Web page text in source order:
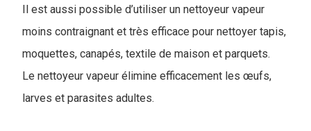
Il est aussi possible d’utiliser un nettoyeur vapeur
moins contraignant et très efficace pour nettoyer tapis,
moquettes, canapés, textile de maison et parquets.
Le nettoyeur vapeur élimine efficacement les œufs,
larves et parasites adultes.